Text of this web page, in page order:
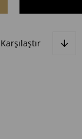
Karşılaştır